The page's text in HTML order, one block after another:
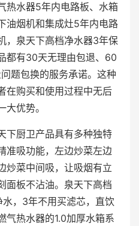
热水器5年内电路板、水箱
油烟机和集成灶5年内电路
，泉天下高档净水器3年保
都有30天无理由包退、60
题包换的服务承诺。这种
在购买和使用过程中无后
优势。
下厨卫产品具有多种独特
准吸功能，左边炒菜左边
炒菜中间吸，让吸烟有立
面板不沾油。泉天下高档
，3年不用买滤芯，直饮
气热水器的1.0加厚水箱系